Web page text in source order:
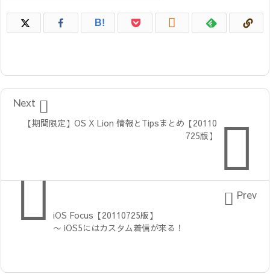
B! 

【期間限定】OS X Lion 情報とTipsまとめ【20110
725版】

Next
iOS Focus【20110725版】
〜 iOS5にはカスタム着信が来る！
 Prev